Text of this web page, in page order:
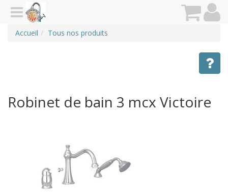
Accueil Tous nos produits
Robinet de bain 3 mcx Victoire